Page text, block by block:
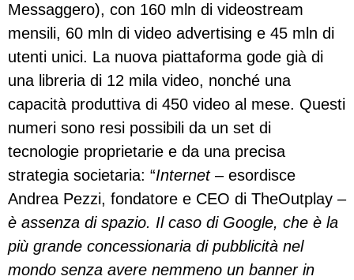
Messaggero), con 160 mln di videostream
mensili, 60 mln di video advertising e 45 mln di
utenti unici. La nuova piattaforma gode già di
una libreria di 12 mila video, nonché una
capacità produttiva di 450 video al mese. Questi
numeri sono resi possibili da un set di
tecnologie proprietarie e da una precisa
strategia societaria: “Internet – esordisce
Andrea Pezzi, fondatore e CEO di TheOutplay –
è assenza di spazio. Il caso di Google, che è la
più grande concessionaria di pubblicità nel
mondo senza avere nemmeno un banner in